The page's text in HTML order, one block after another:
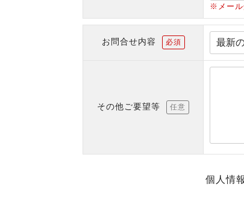
※メール
お問合せ内容 必須
その他ご要望等 任意
個人情